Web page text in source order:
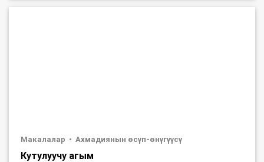
Макалалар Ахмадиянын өсүп-өнүгүүсү
Кутулуучу агым